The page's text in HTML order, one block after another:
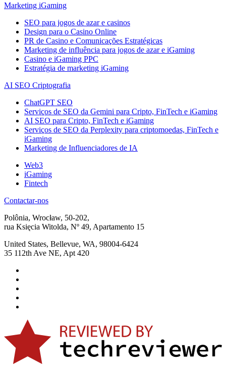
Marketing iGaming
SEO para jogos de azar e casinos
Design para o Casino Online
PR de Casino e Comunicações Estratégicas
Marketing de influência para jogos de azar e iGaming
Casino e iGaming PPC
Estratégia de marketing iGaming
AI SEO Criptografia
ChatGPT SEO
Serviços de SEO da Gemini para Cripto, FinTech e iGaming
AI SEO para Cripto, FinTech e iGaming
Serviços de SEO da Perplexity para criptomoedas, FinTech e
iGaming
Marketing de Influenciadores de IA
Web3
iGaming
Fintech
Contactar-nos
Polônia, Wrocław, 50-202,
rua Księcia Witolda, Nº 49, Apartamento 15
United States, Bellevue, WA, 98004-6424
35 112th Ave NE, Apt 420